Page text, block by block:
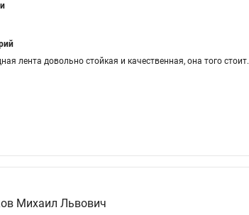
лента довольно стойкая и качественная, она того стоит.
Михаил Львович